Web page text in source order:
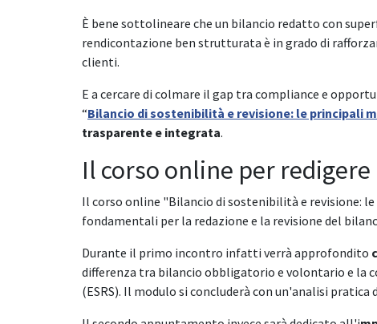
È bene sottolineare che un bilancio redatto con
rendicontazione ben strutturata è in grado di
clienti.
E a cercare di colmare il gap tra compliance e
“Bilancio di sostenibilità e revisione: le principali
trasparente e integrata.
Il corso online per
Il corso online "Bilancio di sostenibilità e revisione:
fondamentali per la redazione e la revisione del
Durante il primo incontro infatti verrà approfondito
differenza tra bilancio obbligatorio e volontario e la
(ESRS). Il modulo si concluderà con un'analisi